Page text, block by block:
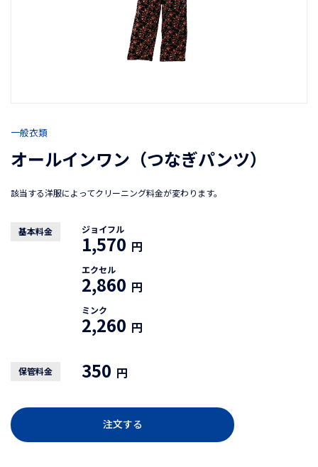
一般衣類
オールインワン（つなぎパンツ）
該当する洋服によってクリーニング料金が変わります。
基本料金 ジョイフル
1,570 円
エクセル
2,860 円
ミンク
2,260 円
保管料金 350 円
注文する